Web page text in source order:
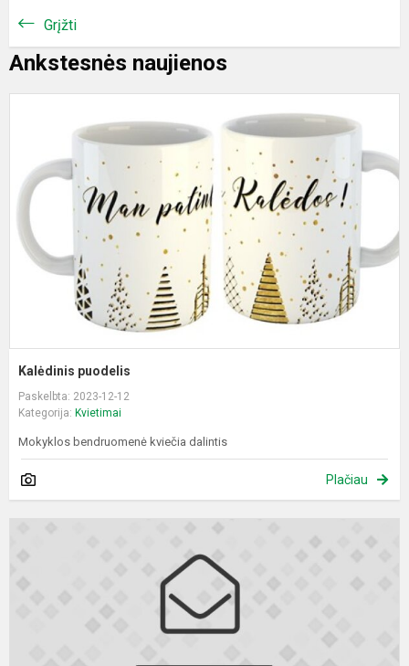
Grįžti
Ankstesnės naujienos
Kalėdinis puodelis
Paskelbta: 2023-12-12
Kategorija: Kvietimai
Mokyklos bendruomenė kviečia dalintis
Plačiau